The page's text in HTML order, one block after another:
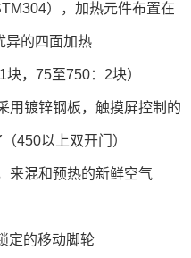
），加热元件布置在
异的四面加热
，75至750：2块）
用镀锌钢板，触摸屏控制的
450以上双开门）
来混和预热的新鲜空气
定的移动脚轮